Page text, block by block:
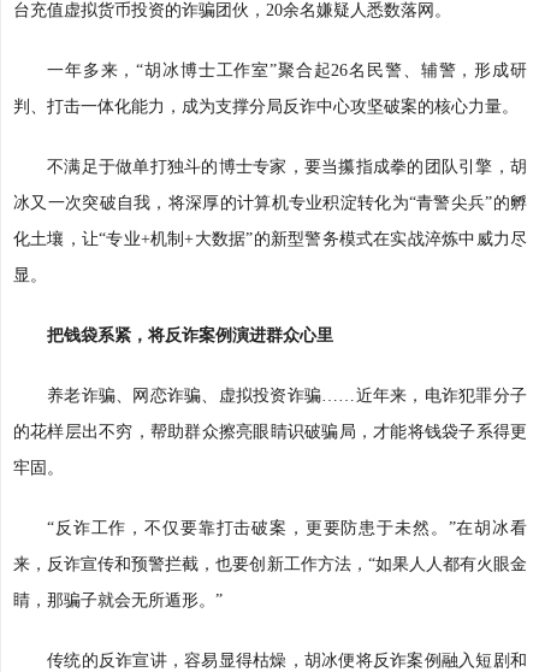
台充值虚拟货币投资的诈骗团伙，20余名嫌疑人悉数落网。
一年多来，“胡冰博士工作室”聚合起26名民警、辅警，形成研
判、打击一体化能力，成为支撑分局反诈中心攻坚破案的核心力量。
不满足于做单打独斗的博士专家，要当攥指成拳的团队引擎，胡
冰又一次突破自我，将深厚的计算机专业积淀转化为“青警尖兵”的孵
化土壤，让“专业+机制+大数据”的新型警务模式在实战淬炼中威力尽
显。
把钱袋系紧，将反诈案例演进群众心里
养老诈骗、网恋诈骗、虚拟投资诈骗……近年来，电诈犯罪分子
的花样层出不穷，帮助群众擦亮眼睛识破骗局，才能将钱袋子系得更
牢固。
“反诈工作，不仅要靠打击破案，更要防患于未然。”在胡冰看
来，反诈宣传和预警拦截，也要创新工作方法，“如果人人都有火眼金
睛，那骗子就会无所遁形。”
传统的反诈宣讲，容易显得枯燥，胡冰便将反诈案例融入短剧和